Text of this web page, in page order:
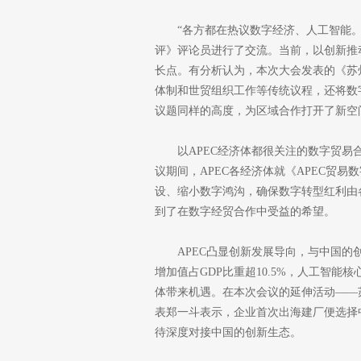
“各方都在热议数字经济、人工智能
评》评论员进行了交流。当前，以创新
长点。有分析认为，本次大会发表的《
体制和世贸组织工作等传统议程，还将
议题同样的高度，为区域合作打开了新空
以APEC经济体都很关注的数字贸易
议期间，APEC各经济体就《APEC贸易
设、缩小数字鸿沟，确保数字转型红利
到了在数字经贸合作中受益的希望。
APEC凸显创新发展导向，与中国的
增加值占GDP比重超10.5%，人工智能
体带来机遇。在本次会议的延伸活动——
表郑一斗表示，企业首次出海建厂便选
待深度对接中国的创新生态。